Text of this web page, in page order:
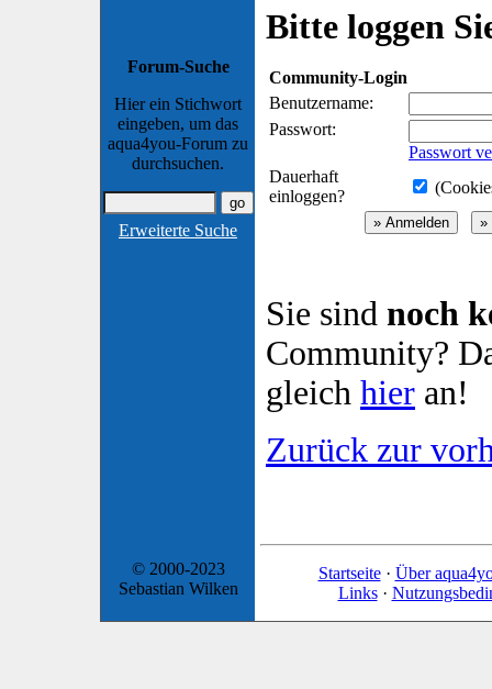
Forum-Suche
Hier ein Stichwort
eingeben, um das
aqua4you-Forum zu
durchsuchen.
Erweiterte Suche
Bitte loggen
Community-Login
Benutzername:
Passwort:
Passwort
Dauerhaft
einloggen?
Sie sind noch
Community?
gleich hier an!
Zurück zur
© 2000-2023
Sebastian Wilken
Startseite· Über
Links·